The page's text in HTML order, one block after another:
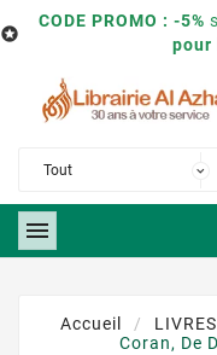

CODE PROMO : -5%
pour

Accueil LIVRES
Coran, De